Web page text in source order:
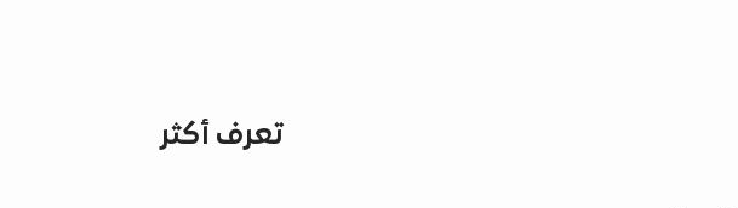
تعرف أكثر